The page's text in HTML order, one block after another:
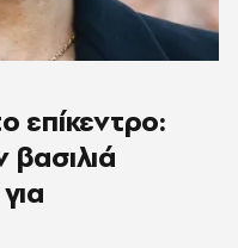
επίκεντρο: